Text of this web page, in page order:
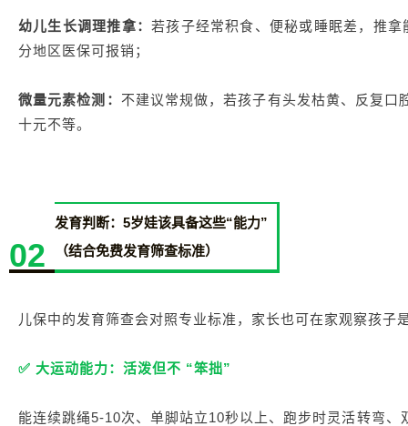
幼儿生长调理推拿：若孩子经常积食、便秘或睡眠差，推
分地区医保可报销；
微量元素检测： 不建议常规做，若孩子有头发枯黄、反复
十元不等。
02
发育判断：5岁娃该具备这些“能力”
（结合免费发育筛查标准）
儿保中的发育筛查会对照专业标准，家长也可在家观察孩子
✅ 大运动能力：活泼但不 “笨拙”
能连续跳绳5-10次、单脚站立10秒以上、跑步时灵活转弯